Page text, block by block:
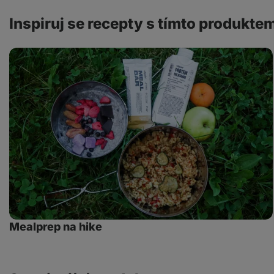
Inspiruj se recepty s tímto
Mealprep
na
hike
Mealprep na hike